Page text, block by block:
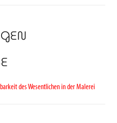
des Wesentlichen in der Malerei